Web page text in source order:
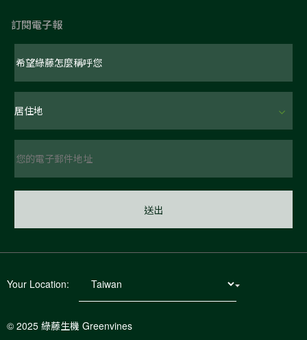
訂閱電子報
© 2025 綠藤生機 Greenvines
Your Location: